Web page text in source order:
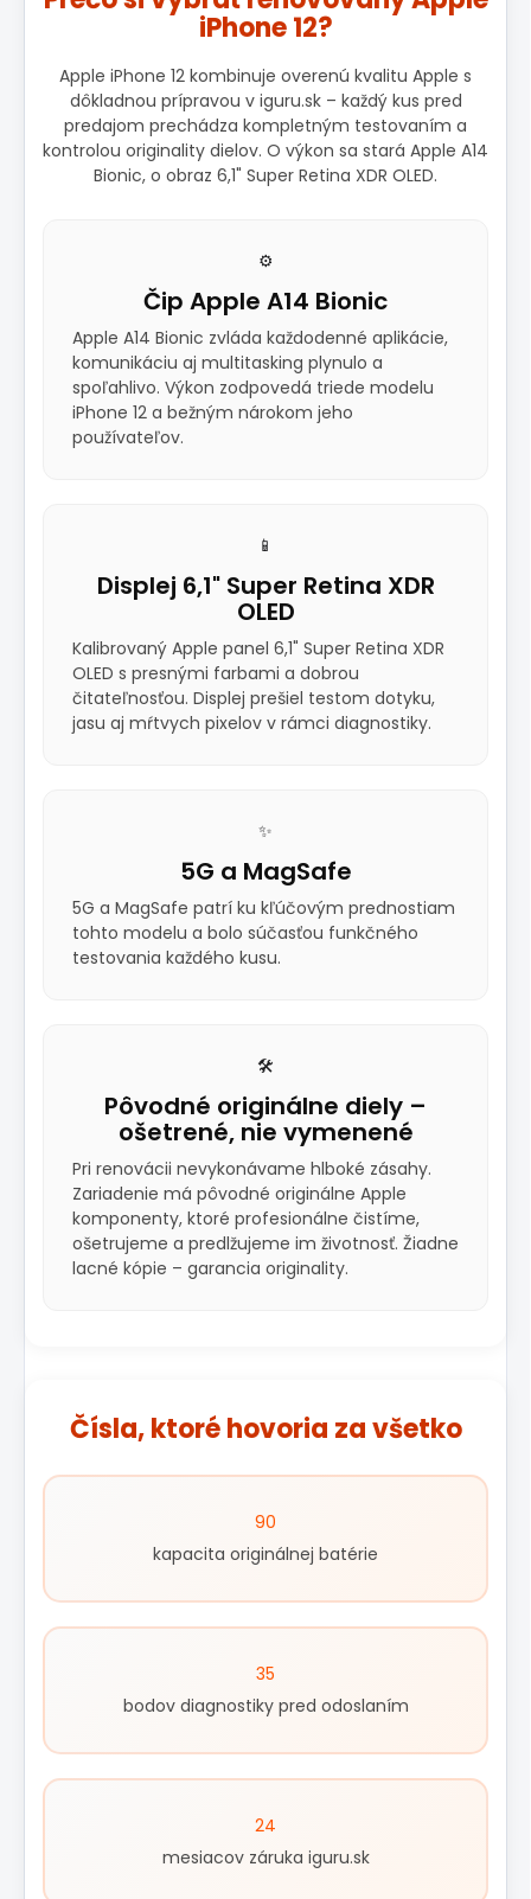
iPhone 12?
Apple iPhone 12 kombinuje overenú kvalitu Apple s
dôkladnou prípravou v iguru.sk – každý kus pred
predajom prechádza kompletným testovaním a
kontrolou originality dielov. O výkon sa stará Apple A14
Bionic, o obraz 6,1" Super Retina XDR OLED.
⚙️
Čip Apple A14 Bionic
Apple A14 Bionic zvláda každodenné aplikácie,
komunikáciu aj multitasking plynulo a
spoľahlivo. Výkon zodpovedá triede modelu
iPhone 12 a bežným nárokom jeho
používateľov.
📱
Displej 6,1" Super Retina XDR
OLED
Kalibrovaný Apple panel 6,1" Super Retina XDR
OLED s presnými farbami a dobrou
čitateľnosťou. Displej prešiel testom dotyku,
jasu aj mŕtvych pixelov v rámci diagnostiky.
✨
5G a MagSafe
5G a MagSafe patrí ku kľúčovým prednostiam
tohto modelu a bolo súčasťou funkčného
testovania každého kusu.
🛠️
Pôvodné originálne diely –
ošetrené, nie vymenené
Pri renovácii nevykonávame hlboké zásahy.
Zariadenie má pôvodné originálne Apple
komponenty, ktoré profesionálne čistíme,
ošetrujeme a predlžujeme im životnosť. Žiadne
lacné kópie – garancia originality.
Čísla, ktoré hovoria za všetko
90
kapacita originálnej batérie
35
bodov diagnostiky pred odoslaním
24
mesiacov záruka iguru.sk